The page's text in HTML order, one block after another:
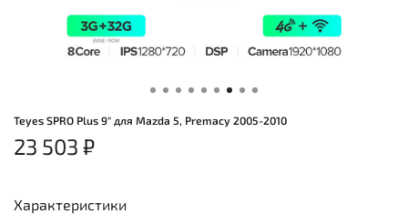
Teyes SPRO Plus 9" для Mazda 5, Premacy 2005-2010
23 503 ₽
Характеристики